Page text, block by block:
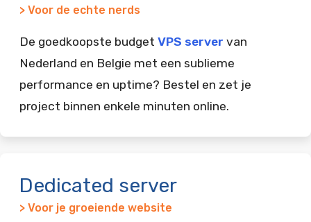
> Voor de echte nerds
De goedkoopste budget VPS server van
Nederland en Belgie met een sublieme
performance en uptime? Bestel en zet je
project binnen enkele minuten online.
Dedicated server
> Voor je groeiende website